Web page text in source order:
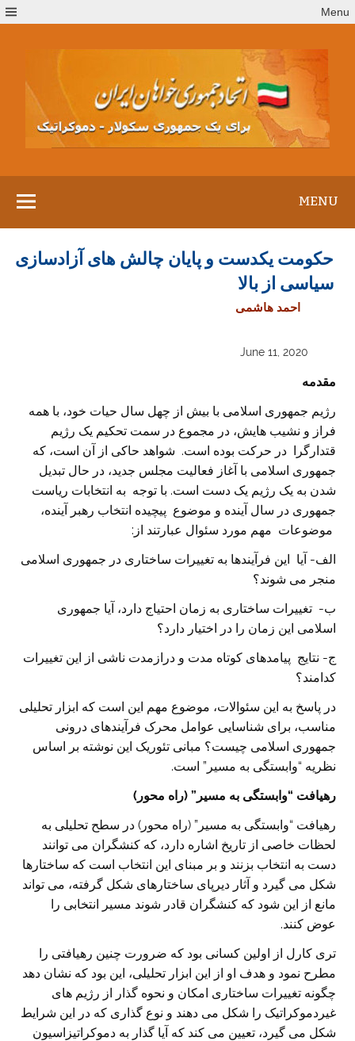
to
Menu
MENU
حکومت یکدست و پایان چالش های آزادسازی
سیاسی از بالا
احمد هاشمی
June 11, 2020
مقدمه
رژیم جمهوری اسلامی با بیش از چهل سال حیات خود، با همه
فراز و نشیب هایش، در مجموع در سمت تحکیم یک رژیم
قتدارگرا در حرکت بوده است. شواهد حاکی از آن است، که
جمهوری اسلامی با آغاز فعالیت مجلس جدید، در حال تبدیل
شدن به یک رژیم یک دست است. با توجه به انتخابات ریاست
جمهوری در سال آینده و موضوع پیچیده انتخاب رهبر آینده،
موضوعات مهم مورد سئوال عبارتند از:
الف- آیا این فرآیندها به تغییرات ساختاری در جمهوری اسلامی
منجر می شوند؟
ب- تغییرات ساختاری به زمان احتیاج دارد، آیا جمهوری
اسلامی این زمان را در اختیار دارد؟
ج- نتایج پیامدهای کوتاه مدت و درازمدت ناشی از این تغییرات
کدامند؟
در پاسخ به این سئوالات، موضوع مهم این است که ابزار تحلیلی
مناسب، برای شناسایی عوامل محرک فرآیندهای درونی
جمهوری اسلامی چیست؟ مبانی تئوریک این نوشته بر اساس
نظریه “وابستگی به مسیر” است.
رهیافت “وابستگی به مسیر” (راه محور)
رهیافت “وابستگی به مسیر” (راه محور) در سطح تحلیلی به
لحظات خاصی از تاریخ اشاره دارد، که کنشگران می توانند
دست به انتخاب بزنند و بر مبنای این انتخاب است که ساختارها
شکل می گیرد و آثار دیرپای ساختارهای شکل گرفته، می تواند
مانع از این شود که کنشگران قادر شوند مسیر انتخابی را
عوض کنند.
تری کارل از اولین کسانی بود که ضرورت چنین رهیافتی را
مطرح نمود و هدف او از این ابزار تحلیلی، این بود که نشان دهد
چگونه تغییرات ساختاری امکان و نحوه گذار از رژیم های
غیردموکراتیک را شکل می دهند و نوع گذاری که در این شرایط
شکل می گیرد، تعیین می کند که آیا گذار به دموکراتیزاسیون